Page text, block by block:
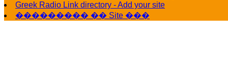
Greek Radio Link directory - Add your site
��������� �� Site ���